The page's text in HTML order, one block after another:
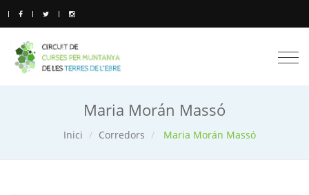
Maria Morán Massó
Inici Corredors Maria Morán Massó